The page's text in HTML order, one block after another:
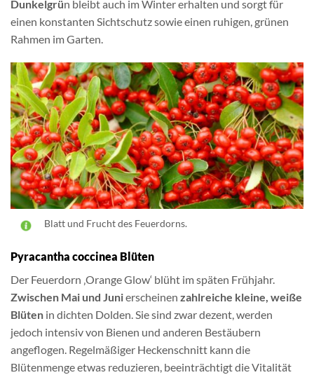
Dunkelgrün bleibt auch im Winter erhalten und sorgt für
einen konstanten Sichtschutz sowie einen ruhigen, grünen
Rahmen im Garten.
Blatt und Frucht des Feuerdorns.
Pyracantha coccinea Blüten
Der Feuerdorn ‚Orange Glow‘ blüht im späten Frühjahr.
Zwischen Mai und Junierscheinen zahlreiche kleine, weiße
Blüten in dichten Dolden. Sie sind zwar dezent, werden
jedoch intensiv von Bienen und anderen Bestäubern
angeflogen. Regelmäßiger Heckenschnitt kann die
Blütenmenge etwas reduzieren, beeinträchtigt die Vitalität